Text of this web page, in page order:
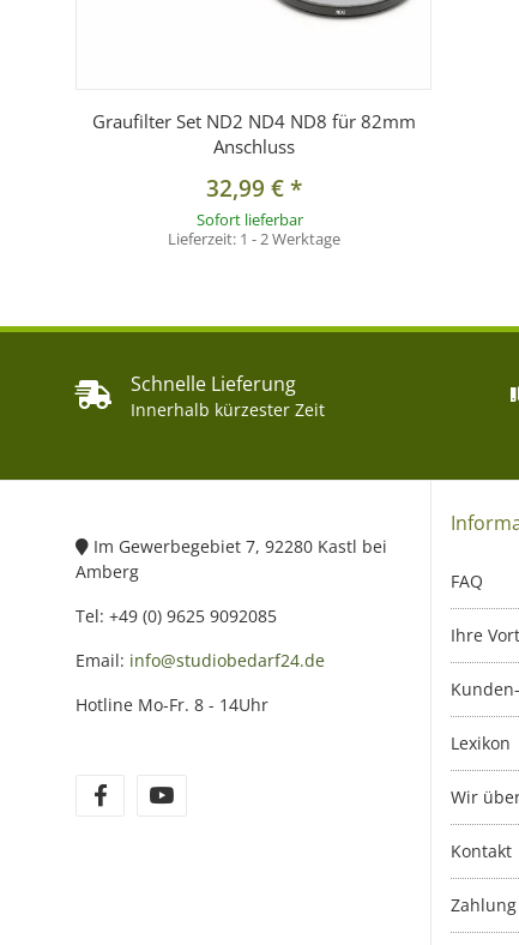
Graufilter Set ND2 ND4 ND8 für 82mm
Anschluss
32,99 €*
Sofort lieferbar
Lieferzeit: 1 - 2 Werktage
Schnelle Lieferung
Innerhalb kürzester Zeit
Im Gewerbegebiet 7, 92280 Kastl bei
Amberg
Tel: +49 (0) 9625 9092085
Email: info@studiobedarf24.de
Hotline Mo-Fr. 8 - 14Uhr
FAQ
Ihre
Lexikon
Wir
Kontakt